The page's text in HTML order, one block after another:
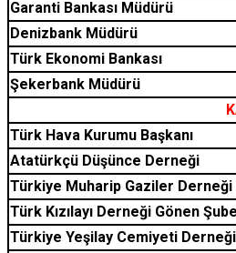
Garanti Bankası Müdürü
Denizbank Müdürü
Türk Ekonomi Bankası
Şekerbank Müdürü
Türk Hava Kurumu Başkanı
Atatürkçü Düşünce Derneği
Türkiye Muharip Gaziler Derneği
Türk Kızılayı Derneği Gönen
Türkiye Yeşilay Cemiyeti